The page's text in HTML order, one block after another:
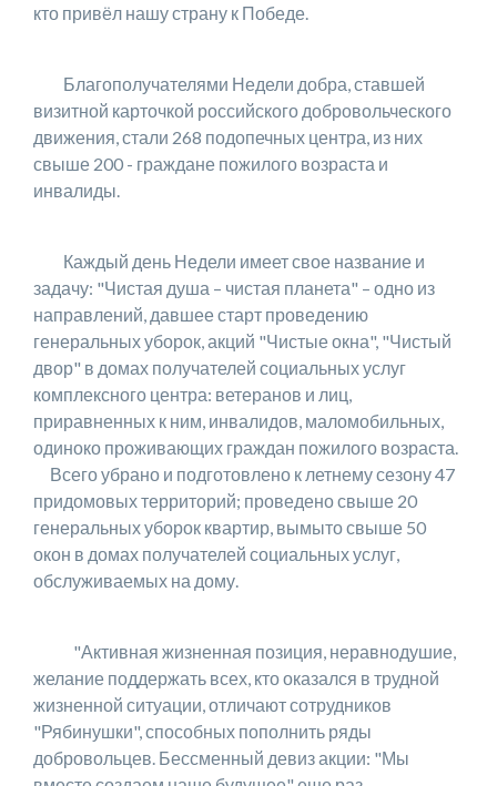
кто привёл нашу страну к Победе.
Благополучателями Недели добра, ставшей
визитной карточкой российского добровольческого
движения, стали 268 подопечных центра, из них
свыше 200 - граждане пожилого возраста и
инвалиды.
Каждый день Недели имеет свое название и
задачу: "Чистая душа – чистая планета" – одно из
направлений, давшее старт проведению
генеральных уборок, акций "Чистые окна", "Чистый
двор" в домах получателей социальных услуг
комплексного центра: ветеранов и лиц,
приравненных к ним, инвалидов, маломобильных,
одиноко проживающих граждан пожилого возраста.
Всего убрано и подготовлено к летнему сезону 47
придомовых территорий; проведено свыше 20
генеральных уборок квартир, вымыто свыше 50
окон в домах получателей социальных услуг,
обслуживаемых на дому.
"Активная жизненная позиция, неравнодушие,
желание поддержать всех, кто оказался в трудной
жизненной ситуации, отличают сотрудников
"Рябинушки", способных пополнить ряды
добровольцев. Бессменный девиз акции: "Мы